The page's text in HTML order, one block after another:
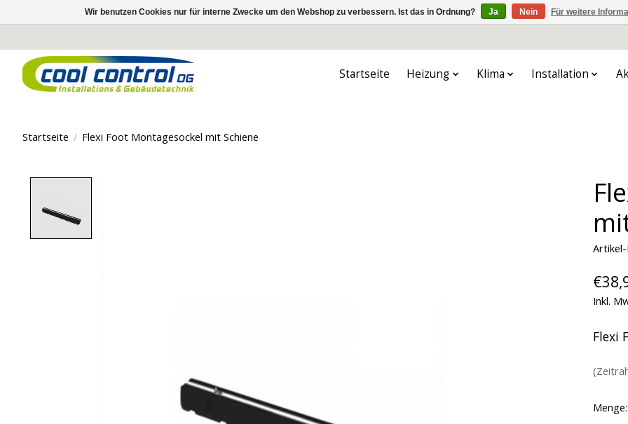
Startseite Heizung Klima Installation
Startseite / Flexi Foot Montagesockel mit Schiene
Inkl.
Flexi
Menge:
Wir benutzen Cookies nur für interne Zwecke um den Webshop zu verbessern. Ist das in Ordnung? Ja Nein Für weitere